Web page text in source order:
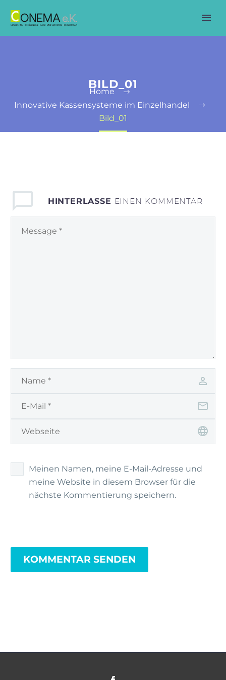
BILD_01
Home
Innovative Kassensysteme im Einzelhandel
Bild_01
HINTERLASSE EINEN KOMMENTAR
Meinen Namen, meine E-Mail-Adresse und
meine Website in diesem Browser für die
nächste Kommentierung speichern.
KOMMENTAR SENDEN